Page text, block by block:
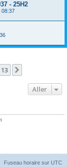
- 25H2
08:37
13
Aller
Fuseau horaire sur UTC